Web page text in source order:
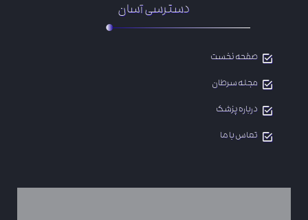
دسترسی آسان
صفحه نخست
مجله سرطان
درباره پزشک
تماس با ما